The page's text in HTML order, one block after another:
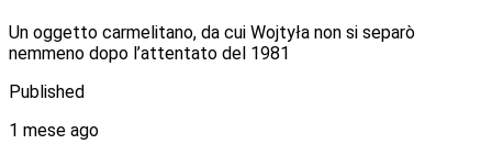
Un oggetto carmelitano, da cui Wojtyła non si separò
nemmeno dopo l’attentato del 1981
Published
1 mese ago